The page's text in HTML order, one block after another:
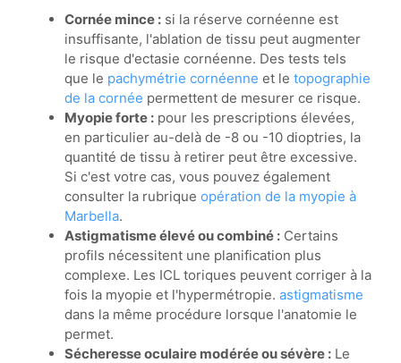
Cornée mince : si la réserve cornéenne est
insuffisante, l'ablation de tissu peut augmenter
le risque d'ectasie cornéenne. Des tests tels
que le pachymétrie cornéenne et letopographie
de la cornée permettent de mesurer ce risque.
Myopie forte : pour les prescriptions élevées,
en particulier au-delà de -8 ou -10 dioptries, la
quantité de tissu à retirer peut être excessive.
Si c'est votre cas, vous pouvez également
consulter la rubriqueopération de la myopie à
Marbella.
Astigmatisme élevé ou combiné : Certains
profils nécessitent une planification plus
complexe. Les ICL toriques peuvent corriger à la
fois la myopie et l'hypermétropie.astigmatisme
dans la même procédure lorsque l'anatomie le
permet.
Sécheresse oculaire modérée ou sévère : Le